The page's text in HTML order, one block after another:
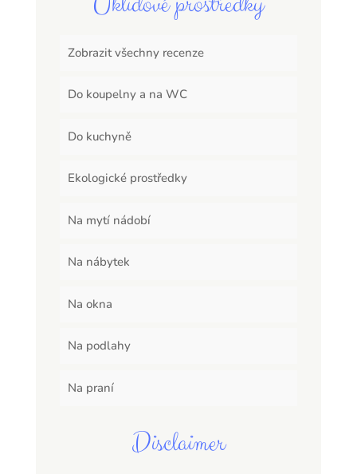
Zobrazit všechny recenze
Do koupelny a na WC
Do kuchyně
Ekologické prostředky
Na mytí nádobí
Na nábytek
Na okna
Na podlahy
Na praní
Disclaimer